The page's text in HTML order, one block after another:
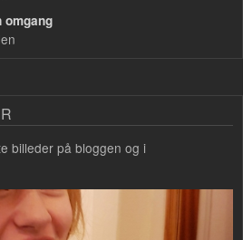
omgang
billeder på bloggen og i